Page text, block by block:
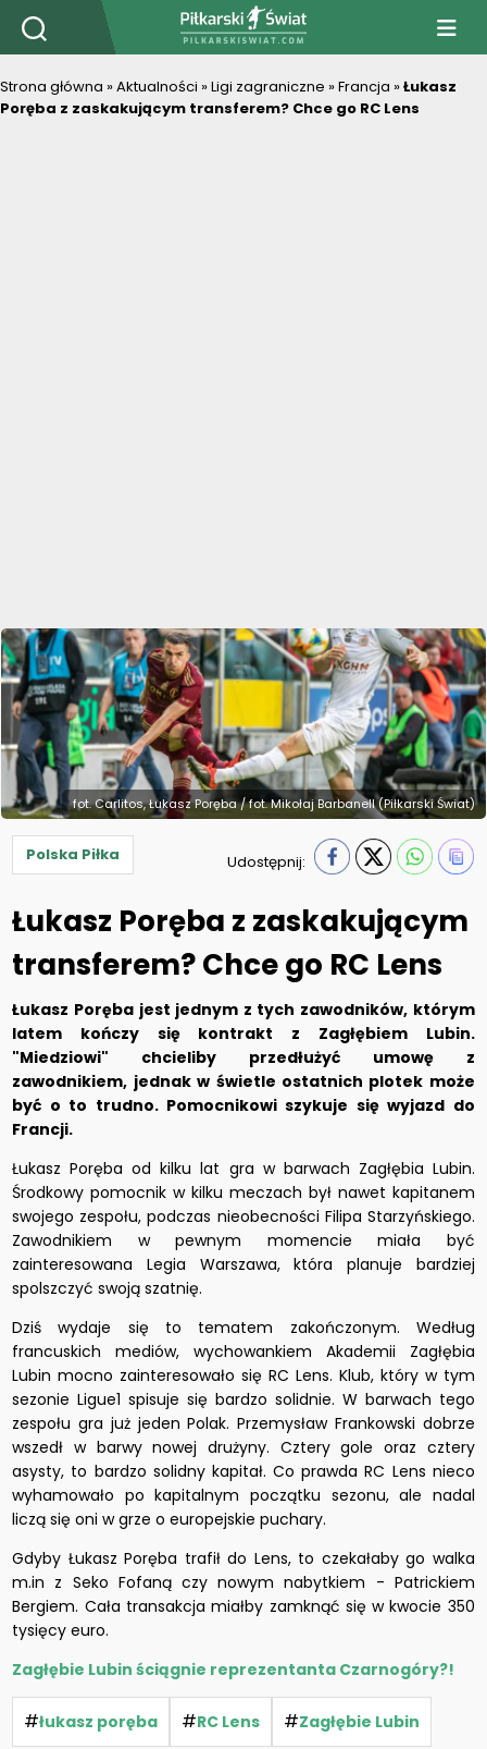
PiłkarskiSwiat.com
Strona główna »Aktualności »Ligi zagraniczne »Francja »Łukasz
Poręba z zaskakującym transferem? Chce go RC Lens
fot. Carlitos, Łukasz Poręba / fot. Mikołaj Barbanell (Piłkarski Świat)
Polska Piłka Udostępnij:
Łukasz Poręba z zaskakującym
transferem? Chce go RC Lens
Łukasz Poręba jest jednym z tych zawodników, którym
latem kończy się kontrakt z Zagłębiem Lubin.
"Miedziowi" chcieliby przedłużyć umowę z
zawodnikiem, jednak w świetle ostatnich plotek może
być o to trudno. Pomocnikowi szykuje się wyjazd do
Francji.
Łukasz Poręba od kilku lat gra w barwach Zagłębia Lubin.
Środkowy pomocnik w kilku meczach był nawet kapitanem
swojego zespołu, podczas nieobecności Filipa Starzyńskiego.
Zawodnikiem w pewnym momencie miała być
zainteresowana Legia Warszawa, która planuje bardziej
spolszczyć swoją szatnię.
Dziś wydaje się to tematem zakończonym. Według
francuskich mediów, wychowankiem Akademii Zagłębia
Lubin mocno zainteresowało się RC Lens. Klub, który w tym
sezonie Ligue1 spisuje się bardzo solidnie. W barwach tego
zespołu gra już jeden Polak. Przemysław Frankowski dobrze
wszedł w barwy nowej drużyny. Cztery gole oraz cztery
asysty, to bardzo solidny kapitał. Co prawda RC Lens nieco
wyhamowało po kapitalnym początku sezonu, ale nadal
liczą się oni w grze o europejskie puchary.
Gdyby Łukasz Poręba trafił do Lens, to czekałaby go walka
m.in z Seko Fofaną czy nowym nabytkiem - Patrickiem
Bergiem. Cała transakcja miałby zamknąć się w kwocie 350
tysięcy euro.
Zagłębie Lubin ściągnie reprezentanta Czarnogóry?!
#łukasz poręba #RC Lens #Zagłębie Lubin